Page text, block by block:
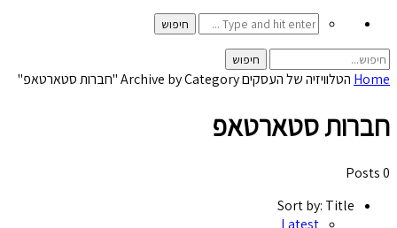
Home הטלוויזיה של העסקיםArchive by Category "חברות סטארטאפ"
חברות סטארטאפ
0 Posts
Sort by: Title
Latest